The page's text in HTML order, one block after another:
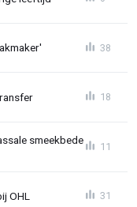
38
18
smeekbede
11
OHL 31